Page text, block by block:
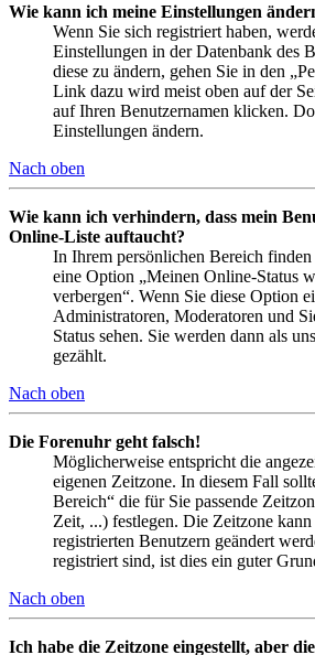
Wie kann ich meine Einstellungen
Wenn Sie sich registriert haben,
Einstellungen in der Datenbank des
diese zu ändern, gehen Sie in den
Link dazu wird meist oben auf der
auf Ihren Benutzernamen klicken.
Einstellungen ändern.
Nach oben
Wie kann ich verhindern, dass mein
Online-Liste auftaucht?
In Ihrem persönlichen Bereich
eine Option „Meinen Online-Status
verbergen“. Wenn Sie diese Option
Administratoren, Moderatoren und
Status sehen. Sie werden dann als
gezählt.
Nach oben
Die Forenuhr geht falsch!
Möglicherweise entspricht die
eigenen Zeitzone. In diesem Fall
Bereich“ die für Sie passende
Zeit, ...) festlegen. Die Zeitzone
registrierten Benutzern geändert
registriert sind, ist dies ein guter
Nach oben
Ich habe die Zeitzone eingestellt, aber